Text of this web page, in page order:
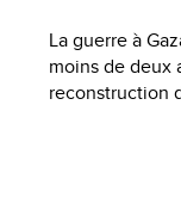
La guerre à
moins de deux
reconstruction